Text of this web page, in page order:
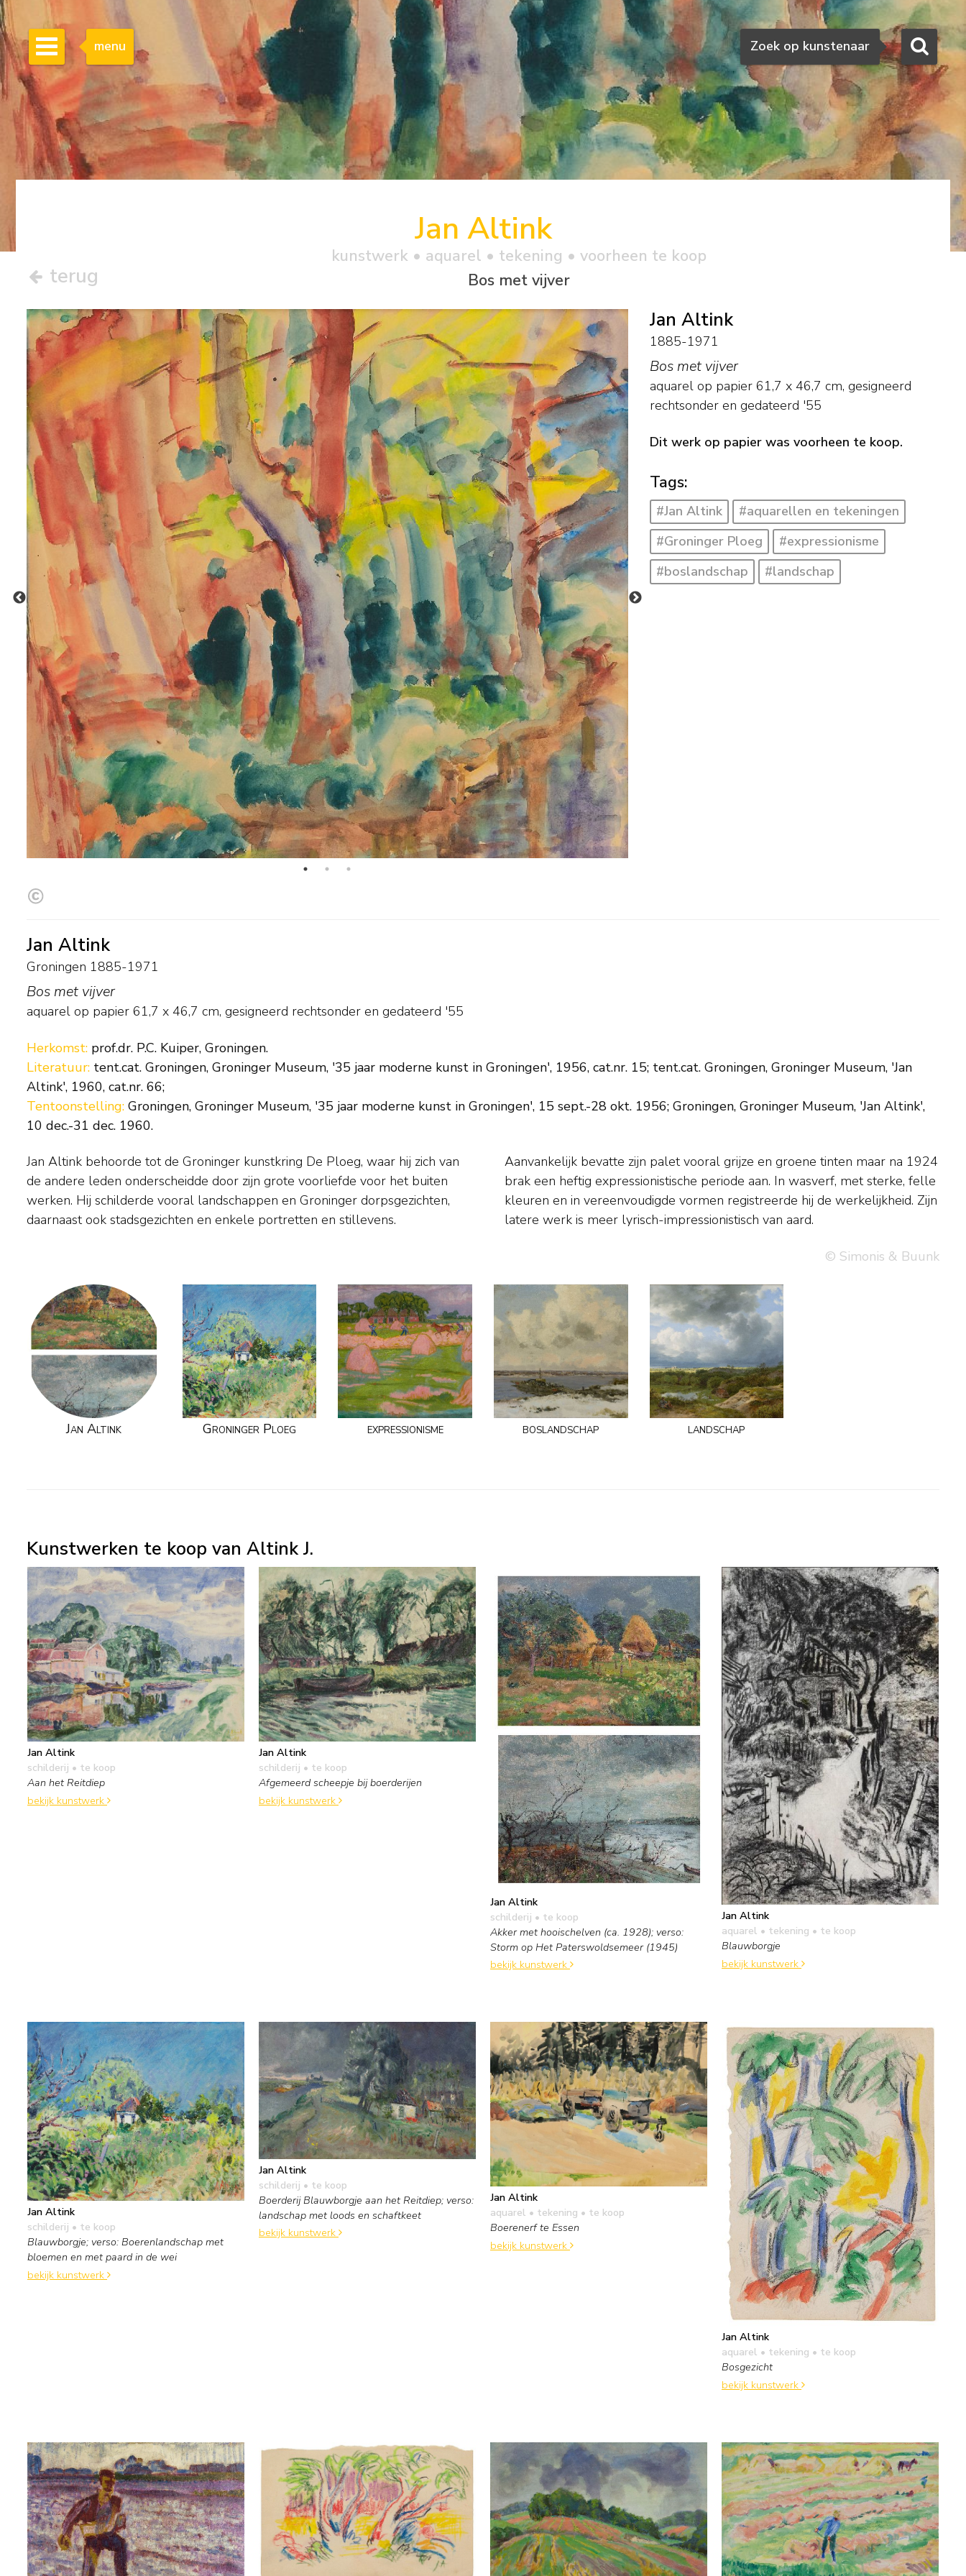
Zoeken
Zoek op kunstenaar
menu
terug
Jan Altink
kunstwerk • aquarel • tekening • voorheen te koop
Bos met vijver
Jan Altink
1885-1971
Bos met vijver
aquarel op papier 61,7 x 46,7 cm, gesigneerd
rechtsonder en gedateerd '55
Dit werk op papier was voorheen te koop.
Tags:
#Jan Altink
#aquarellen en tekeningen
#Groninger Ploeg
#expressionisme
#boslandschap
#landschap
Jan Altink
Groningen 1885-1971
Bos met vijver
aquarel op papier 61,7 x 46,7 cm, gesigneerd rechtsonder en gedateerd '55
Herkomst: prof.dr. P.C. Kuiper, Groningen.
Literatuur: tent.cat. Groningen, Groninger Museum, '35 jaar moderne kunst in Groningen', 1956, cat.nr. 15; tent.cat. Groningen, Groninger Museum, 'Jan
Altink', 1960, cat.nr. 66;
Tentoonstelling: Groningen, Groninger Museum, '35 jaar moderne kunst in Groningen', 15 sept.-28 okt. 1956; Groningen, Groninger Museum, 'Jan Altink',
10 dec.-31 dec. 1960.
Jan Altink behoorde tot de Groninger kunstkring De Ploeg, waar hij zich van
de andere leden onderscheidde door zijn grote voorliefde voor het buiten
werken. Hij schilderde vooral landschappen en Groninger dorpsgezichten,
daarnaast ook stadsgezichten en enkele portretten en stillevens.
Aanvankelijk bevatte zijn palet vooral grijze en groene tinten maar na 1924
brak een heftig expressionistische periode aan. In wasverf, met sterke, felle
kleuren en in vereenvoudigde vormen registreerde hij de werkelijkheid. Zijn
latere werk is meer lyrisch-impressionistisch van aard.
© Simonis & Buunk
Jan Altink Groninger Ploeg expressionisme boslandschap landschap
Kunstwerken te koop van Altink J.
Jan Altink
schilderij • te koop
Aan het Reitdiep
bekijk kunstwerk
Jan Altink
schilderij • te koop
Afgemeerd scheepje bij boerderijen
bekijk kunstwerk
Jan Altink
schilderij • te koop
Akker met hooischelven (ca. 1928); verso:
Storm op Het Paterswoldsemeer (1945)
bekijk kunstwerk
Jan Altink
aquarel • tekening • te koop
Blauwborgje
bekijk kunstwerk
Jan Altink
schilderij • te koop
Blauwborgje; verso: Boerenlandschap met
bloemen en met paard in de wei
bekijk kunstwerk
Jan Altink
schilderij • te koop
Boerderij Blauwborgje aan het Reitdiep; verso:
landschap met loods en schaftkeet
bekijk kunstwerk
Jan Altink
aquarel • tekening • te koop
Boerenerf te Essen
bekijk kunstwerk
Jan Altink
aquarel • tekening • te koop
Bosgezicht
bekijk kunstwerk